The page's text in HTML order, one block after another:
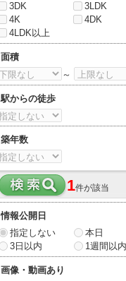
3DK
3LDK
4K
4DK
4LDK以上
面積
～
駅からの徒歩
築年数
1件が該当
情報公開日
指定しない
本日
3日以内
1週間以内
画像・動画あり